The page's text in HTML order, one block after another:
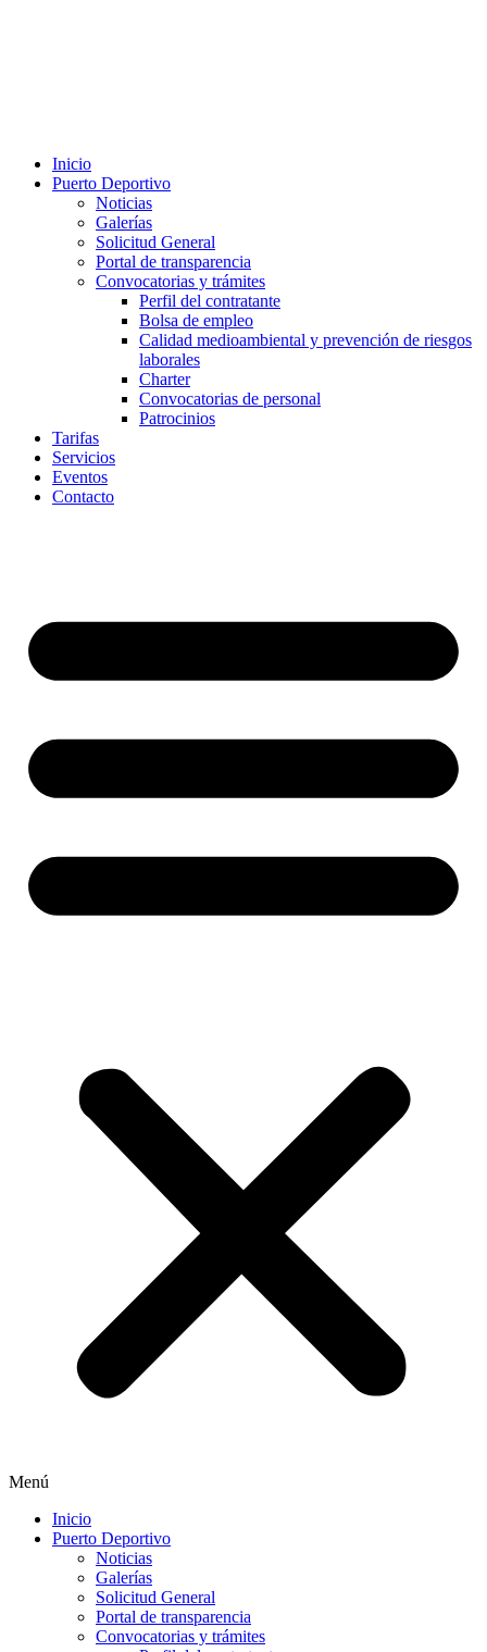
Inicio
Puerto Deportivo
Noticias
Galerías
Solicitud General
Portal de transparencia
Convocatorias y trámites
Perfil del contratante
Bolsa de empleo
Calidad medioambiental y prevención de riesgos
laborales
Charter
Convocatorias de personal
Patrocinios
Tarifas
Servicios
Eventos
Contacto
Menú
Inicio
Puerto Deportivo
Noticias
Galerías
Solicitud General
Portal de transparencia
Convocatorias y trámites